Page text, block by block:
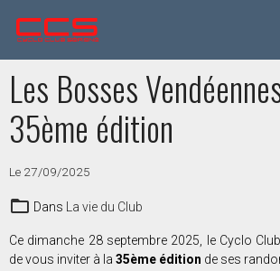
Les Bosses
35ème édition
Le 27/09/2025
Dans La vie du Club
Ce dimanche 28 septembre 2025, le Cyclo
de vous inviter à la 35ème édition de ses